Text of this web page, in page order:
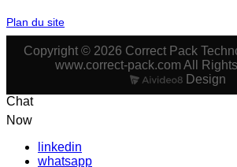
Plan du site
Copyright © 2026 Correct Pack
www.correct-pack.com All
Design
Chat
Now
linkedin
whatsapp